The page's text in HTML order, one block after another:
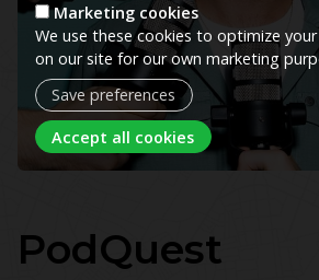
Marketing cookies
We use these cookies to optimize
on our site for our own marketing
Save preferences
Accept all cookies Withdraw
PodQuest